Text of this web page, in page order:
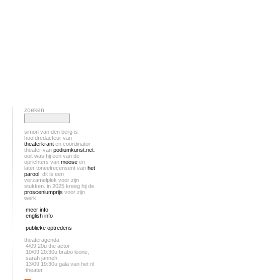
zoeken
simon van den berg is
hoofdredacteur van
theaterkrant en coördinator
theater van podiumkunst.net
ooit was hij een van de
oprichters van moose en
later toneelrecensent van het
parool . dit is een
verzamelplek voor zijn
stukken. in 2025 kreeg hij de
prosceniumprijs voor zijn
werk.
meer info
english info
publieke optredens
theateragenda
4/09 20u the actor
10/09 20:30u brabo leone,
sarah janneh
13/09 19:30u gala van het nl
theater